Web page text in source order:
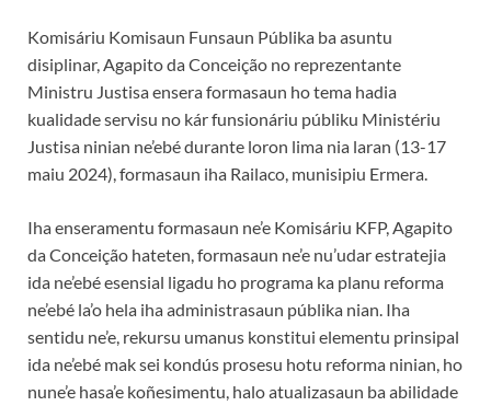
Komisáriu Komisaun Funsaun Públika ba asuntu
disiplinar, Agapito da Conceição no reprezentante
Ministru Justisa ensera formasaun ho tema hadia
kualidade servisu no kár funsionáriu públiku Ministériu
Justisa ninian ne’ebé durante loron lima nia laran (13-17
maiu 2024), formasaun iha Railaco, munisipiu Ermera.
Iha enseramentu formasaun ne’e Komisáriu KFP, Agapito
da Conceição hateten, formasaun ne’e nu’udar estratejia
ida ne’ebé esensial ligadu ho programa ka planu reforma
ne’ebé la’o hela iha administrasaun públika nian. Iha
sentidu ne’e, rekursu umanus konstitui elementu prinsipal
ida ne’ebé mak sei kondús prosesu hotu reforma ninian, ho
nune’e hasa’e koñesimentu, halo atualizasaun ba abilidade